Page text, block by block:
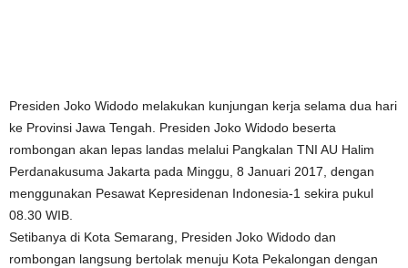
Presiden Joko Widodo melakukan kunjungan kerja selama dua hari
ke Provinsi Jawa Tengah. Presiden Joko Widodo beserta
rombongan akan lepas landas melalui Pangkalan TNI AU Halim
Perdanakusuma Jakarta pada Minggu, 8 Januari 2017, dengan
menggunakan Pesawat Kepresidenan Indonesia-1 sekira pukul
08.30 WIB.
Setibanya di Kota Semarang, Presiden Joko Widodo dan
rombongan langsung bertolak menuju Kota Pekalongan dengan